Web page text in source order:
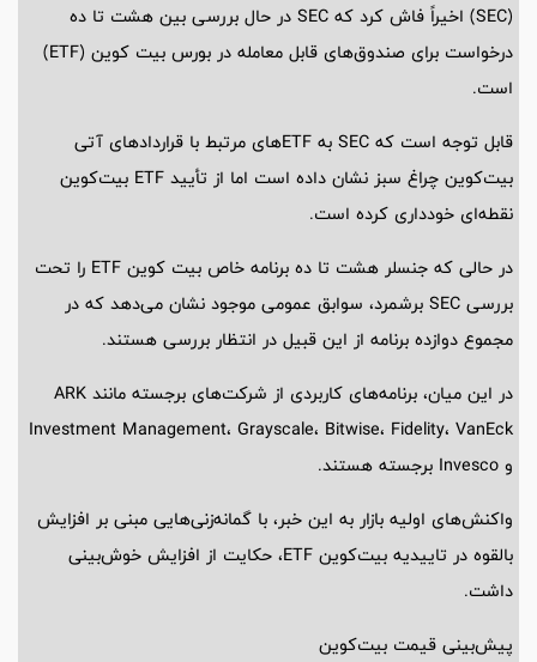
(SEC) اخیراً فاش کرد که SEC در حال بررسی بین هشت تا ده
درخواست برای صندوق‌های قابل معامله در بورس بیت کوین (ETF)
است.
قابل توجه است که SEC به ETFهای مرتبط با قراردادهای آتی
بیت‌کوین چراغ سبز نشان داده است اما از تأیید ETF بیت‌کوین
نقطه‌ای خودداری کرده است.
در حالی که جنسلر هشت تا ده برنامه خاص بیت کوین ETF را تحت
بررسی SEC برشمرد، سوابق عمومی موجود نشان می‌دهد که در
مجموع دوازده برنامه از این قبیل در انتظار بررسی هستند.
در این میان، برنامه‌های کاربردی از شرکت‌های برجسته مانند ARK
Investment Management، Grayscale، Bitwise، Fidelity، VanEck
و Invesco برجسته هستند.
واکنش‌های اولیه بازار به این خبر، با گمانه‌زنی‌هایی مبنی بر افزایش
بالقوه در تاییدیه بیت‌کوین ETF، حکایت از افزایش خوش‌بینی
داشت.
پیش‌بینی قیمت بیت‌کوین